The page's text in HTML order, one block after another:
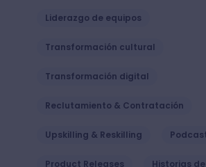
Liderazgo de equipos
Transformación cultural
Transformación digital
Reclutamiento & Contratación
Upskilling & Reskilling
Product Releases Historias